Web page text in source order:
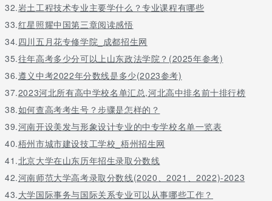
32.岩土工程技术专业主要学什么？专业课程有哪些
33.红星照耀中国第三章阅读感悟
34.四川五月花专修学院_成都招生网
35.往年高考多少分可以上山东政法学院？(2025年参考)
36.遵义中考2022年分数线是多少(2023参考)
37.2023河北所有高中学校名单汇总,河北高中排名前十排行榜
38.如何查高考考生号？步骤是怎样的？
39.河南开设美发与形象设计专业的中专学校名单一览表
40.梧州市城市建设技工学校_梧州招生网
41.北京大学在山东历年招生录取分数线
42.河南师范大学高考录取分数线(2020、2021、2022)-2023
43.大学国际事务与国际关系专业可以从事哪些工作？